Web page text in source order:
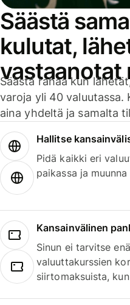
Säästä
kulutat,
vastaanotat
Säästä rahaa kun
varoja yli 40
aina yhdeltä ja samalta
Hallitse
Pidä kaikki eri
paikassa ja
Kansainvälinen
Sinun ei tarvitse
valuuttakurssien
siirtomaksuista,